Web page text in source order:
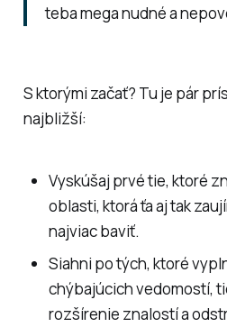
teba mega nudné a
S ktorými začať? Tu je pár
najbližší:
Vyskúšaj prvé tie, ktoré
oblasti, ktorá ťa aj tak
najviac baviť.
Siahni po tých, ktoré
chýbajúcich vedomostí,
rozšírenie znalostí a